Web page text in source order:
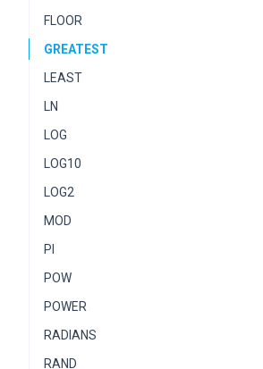
FLOOR
GREATEST
LEAST
LN
LOG
LOG10
LOG2
MOD
PI
POW
POWER
RADIANS
RAND